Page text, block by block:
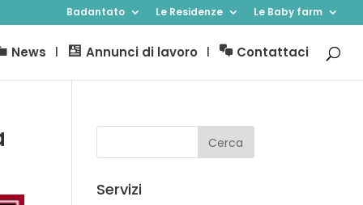
Badantato Le Residenze Le Baby farm
News Annunci di lavoro Contattaci
Servizi